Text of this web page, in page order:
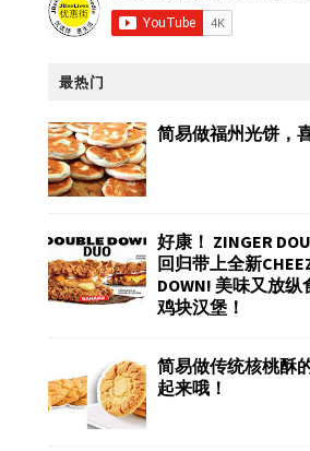
最热门
简易做福州光饼，
好康！ ZINGER
回归带上全新
DOWN! 美味又放
鸡块汉堡！
简易做传统核桃酥
起来哦！